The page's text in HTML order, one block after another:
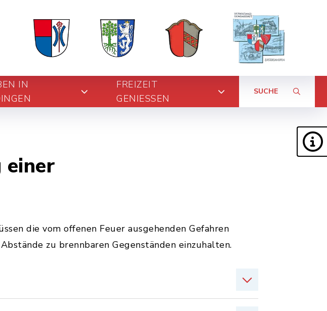
IN
FREIZEIT
GENIESSEN
SUCHE
einer
die vom offenen Feuer ausgehenden Gefahren
zu brennbaren Gegenständen einzuhalten.